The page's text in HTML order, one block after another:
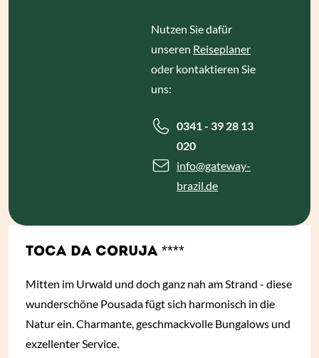
Nutzen Sie dafür
unseren Reiseplaner
oder kontaktieren Sie
uns:
0341 - 39 28 13
020
info@gateway-
brazil.de
TOCA DA CORUJA ****
Mitten im Urwald und doch ganz nah am Strand - diese
wunderschöne Pousada fügt sich harmonisch in die
Natur ein. Charmante, geschmackvolle Bungalows und
exzellenter Service.